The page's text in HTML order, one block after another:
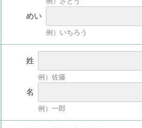
めい
例）いちろう
姓
例）佐藤
名
例）一郎